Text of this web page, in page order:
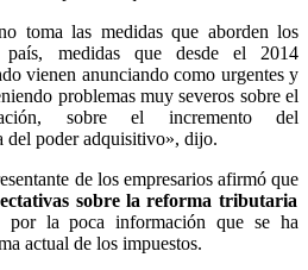
toma las medidas que aborden los
medidas que desde el 2014
vienen anunciando como urgentes y
problemas muy severos sobre el
sobre el incremento del
del poder adquisitivo», dijo.
de los empresarios afirmó que
sobre la reforma tributaria
por la poca información que se ha
actual de los impuestos.